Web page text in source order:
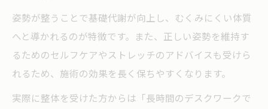
姿勢が整うことで基礎代謝が向上し、むくみにくい体質
へと導かれるのが特徴です。また、正しい姿勢を維持す
るためのセルフケアやストレッチのアドバイスも受けら
れるため、施術の効果を長く保ちやすくなります。
実際に整体を受けた方からは「長時間のデスクワークで